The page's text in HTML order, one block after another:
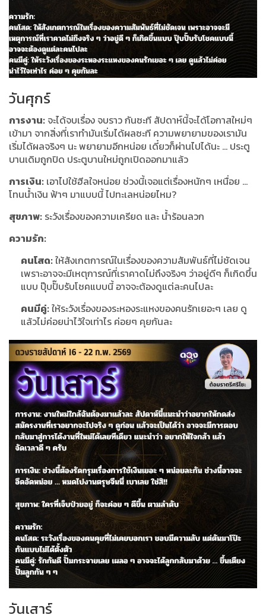
วันศุกร์
การงาน:จะได้จบเรื่อง จบราว กันซะที สัปดาห์นี้จะได้โอกาสใหม่ๆ
เข้ามา จากสิ่งที่เราทำมันเริ่มได้ผลซะที ความพยายามของเรามัน
เริ่มได้ผลจริงๆ นะ พยายามอีกหน่อย เดี๋ยวก็ผ่านไปได้นะ … ประตู
บานเดิมถูกปิด ประตูบานใหม่ถูกเปิดออกมาแล้ว
การเงิน: เอาไปใช้ฮีลใจหน่อย ช่วงนี้เจอแต่เรื่องหนักๆ เหนื่อย …
โทนน้ำเงิน ฟ้าๆ มาแบบนี้ ไปทะเลหน่อยไหม?
สุขภาพ: ระวังเรื่องของความเครียด และ น้ำร้อนลวก
ความรัก:
คนโสด:ให้สังเกตการณ์ในเรื่องของความสัมพันธ์ที่ไม่ชัดเจน
เพราะอาจจะมีเหตุการณ์ที่เราคาดไม่ถึงจริงๆ ว่าอยู่ดีๆ ก็เกิดขึ้น
แบบ ปุ๊บปั๊บรับโชคแบบนี้ อาจจะต้องดูแต่ละคนไปละ
คนมีคู่:ให้ระวังเรื่องของระหองระแหงของคนรักเยอะๆ เลย ดู
แล้วไม่ค่อยน่าไว้ใจเท่าไร ค่อยๆ คุยกันละ
วันเสาร์